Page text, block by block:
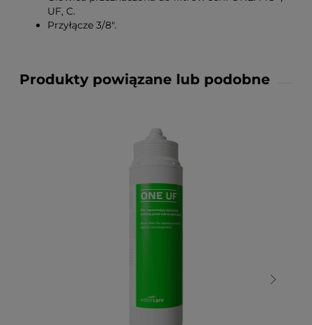
UF, C.
Przyłącze 3/8".
Produkty powiązane lub podobne